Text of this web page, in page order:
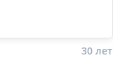
30 лет